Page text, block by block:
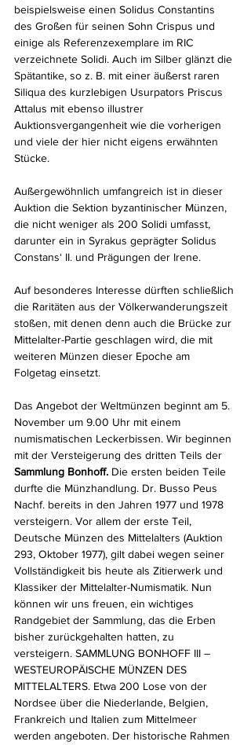
beispielsweise einen Solidus Constantins
des Großen für seinen Sohn Crispus und
einige als Referenzexemplare im RIC
verzeichnete Solidi. Auch im Silber glänzt die
Spätantike, so z. B. mit einer äußerst raren
Siliqua des kurzlebigen Usurpators Priscus
Attalus mit ebenso illustrer
Auktionsvergangenheit wie die vorherigen
und viele der hier nicht eigens erwähnten
Stücke.
Außergewöhnlich umfangreich ist in dieser
Auktion die Sektion byzantinischer Münzen,
die nicht weniger als 200 Solidi umfasst,
darunter ein in Syrakus geprägter Solidus
Constans‘ II. und Prägungen der Irene.
Auf besonderes Interesse dürften schließlich
die Raritäten aus der Völkerwanderungszeit
stoßen, mit denen denn auch die Brücke zur
Mittelalter-Partie geschlagen wird, die mit
weiteren Münzen dieser Epoche am
Folgetag einsetzt.
Das Angebot der Weltmünzen beginnt am 5.
November um 9.00 Uhr mit einem
numismatischen Leckerbissen. Wir beginnen
mit der Versteigerung des dritten Teils der
Sammlung Bonhoff. Die ersten beiden Teile
durfte die Münzhandlung. Dr. Busso Peus
Nachf. bereits in den Jahren 1977 und 1978
versteigern. Vor allem der erste Teil,
Deutsche Münzen des Mittelalters (Auktion
293, Oktober 1977), gilt dabei wegen seiner
Vollständigkeit bis heute als Zitierwerk und
Klassiker der Mittelalter-Numismatik. Nun
können wir uns freuen, ein wichtiges
Randgebiet der Sammlung, das die Erben
bisher zurückgehalten hatten, zu
versteigern. SAMMLUNG BONHOFF III –
WESTEUROPÄISCHE MÜNZEN DES
MITTELALTERS. Etwa 200 Lose von der
Nordsee über die Niederlande, Belgien,
Frankreich und Italien zum Mittelmeer
werden angeboten. Der historische Rahmen